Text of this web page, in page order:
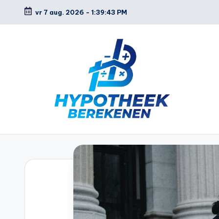
Ga
vr 7 aug. 2026 - 1:39:44 PM
H